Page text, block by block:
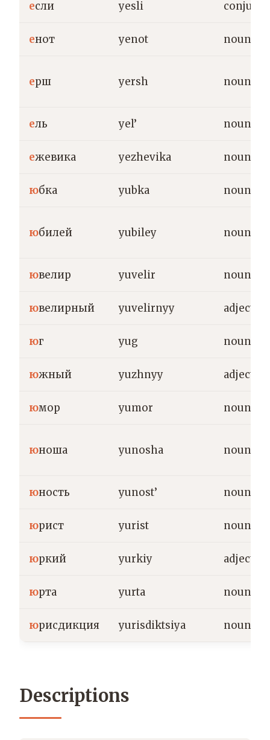
если yesli
енот yenot noun
ерш yersh noun
ель yel’ noun
ежевика yezhevika noun
юбка yubka noun
юбилей yubiley noun
ювелир yuvelir noun
ювелирный yuvelirnyy adjective
юг yug noun
южный yuzhnyy adjective
юмор yumor noun
юноша yunosha noun
юность yunost’ noun
юрист yurist noun
юркий yurkiy adjective
юрта yurta noun
юрисдикция yurisdiktsiya noun
Descriptions